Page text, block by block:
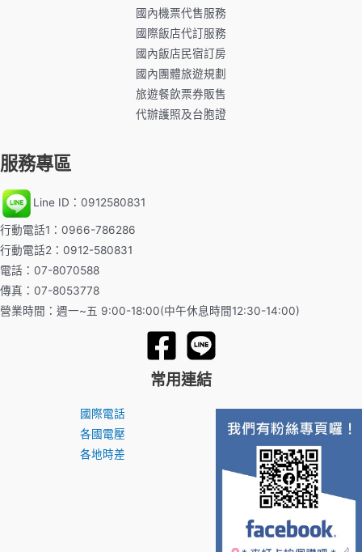
國內機票代售服務
國際飯店代訂服務
國內飯店民宿訂房
國內團體旅遊規劃
旅遊餐飲票券販售
代辦護照及台胞證
服務專區
Line ID：0912580831
行動電話1：0966-786286
行動電話2：0912-580831
電話：07-8070588
傳真：07-8053778
營業時間：週一~五 9:00-18:00(中午休息時間12:30-14:00)
常用連結
國際電話
各國電壓
各地時差